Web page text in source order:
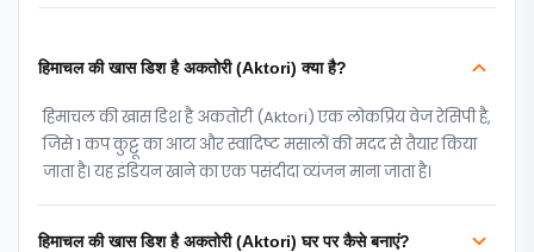
हिमाचल की खास डिश है अकतोरी (Aktori) क्या है?
हिमाचल की खास डिश है अकतोरी (Aktori) एक लोकप्रिय वेज रेसिपी है,
जिसे 1 कप कुट्टू का आटा और स्वादिष्ट मसालों की मदद से तैयार किया
जाता है। यह इंडियन खाने का एक पसंदीदा व्यंजन माना जाता है।
हिमाचल की खास डिश है अकतोरी (Aktori) घर पर कैसे बनाएं?